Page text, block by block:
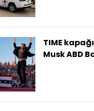
TIME
Musk ABD